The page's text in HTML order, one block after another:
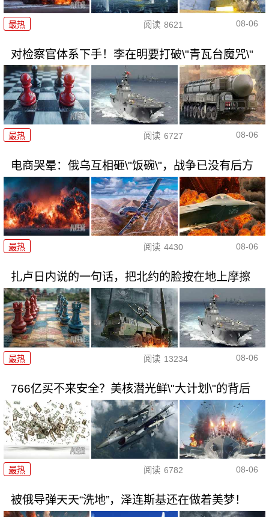
最热 阅读 8621 08-06
对检察官体系下手！李在明要打破\"青瓦台魔咒\"
最热 阅读 6727 08-06
电商哭晕：俄乌互相砸\"饭碗\"，战争已没有后方
最热 阅读 4430 08-06
扎卢日内说的一句话，把北约的脸按在地上摩擦
最热 阅读 13234 08-06
766亿买不来安全？美核潜光鲜\"大计划\"的背后
最热 阅读 6782 08-06
被俄导弹天天“洗地”，泽连斯基还在做着美梦！